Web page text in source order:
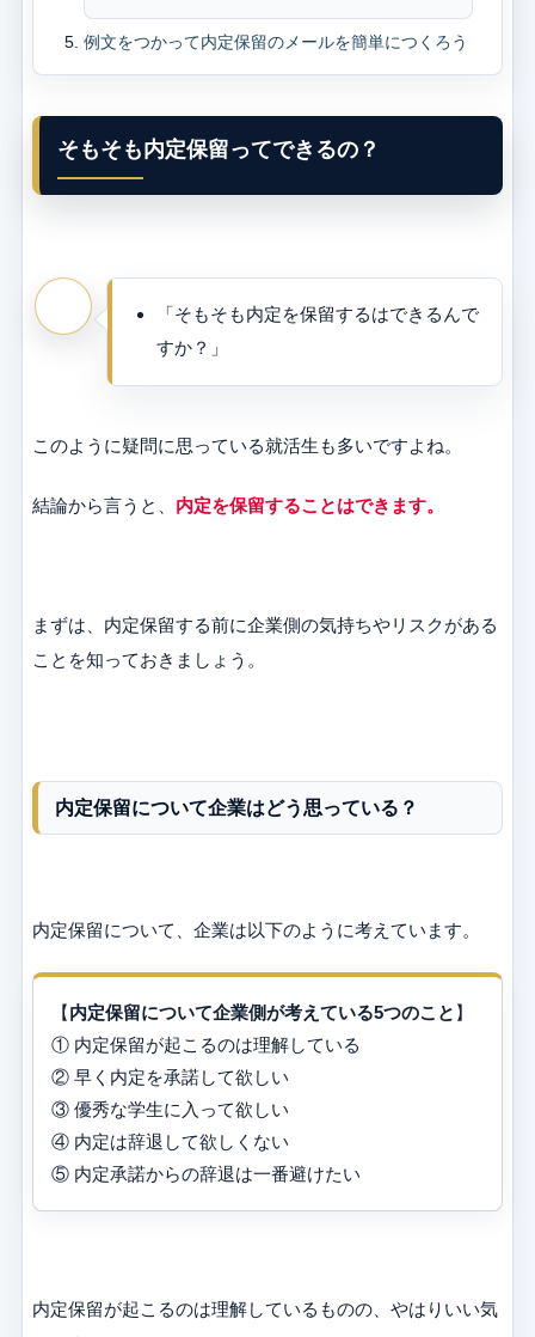
例文をつかって内定保留のメールを簡単につくろう
そもそも内定保留ってできるの？
「そもそも内定を保留するはできるんで
すか？」
このように疑問に思っている就活生も多いですよね。
結論から言うと、 内定を保留することはできます。
まずは、内定保留する前に企業側の気持ちやリスクがある
ことを知っておきましょう。
内定保留について企業はどう思っている？
内定保留について、企業は以下のように考えています。
【内定保留について企業側が考えている5つのこと 】
① 内定保留が起こるのは理解している
② 早く内定を承諾して欲しい
③ 優秀な学生に入って欲しい
④ 内定は辞退して欲しくない
⑤ 内定承諾からの辞退は一番避けたい
内定保留が起こるのは理解しているものの、やはりいい気